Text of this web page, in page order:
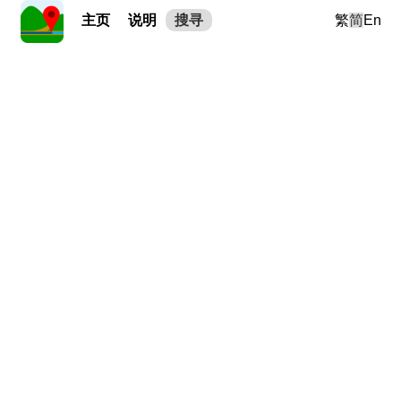
主页 说明 搜寻 繁简En